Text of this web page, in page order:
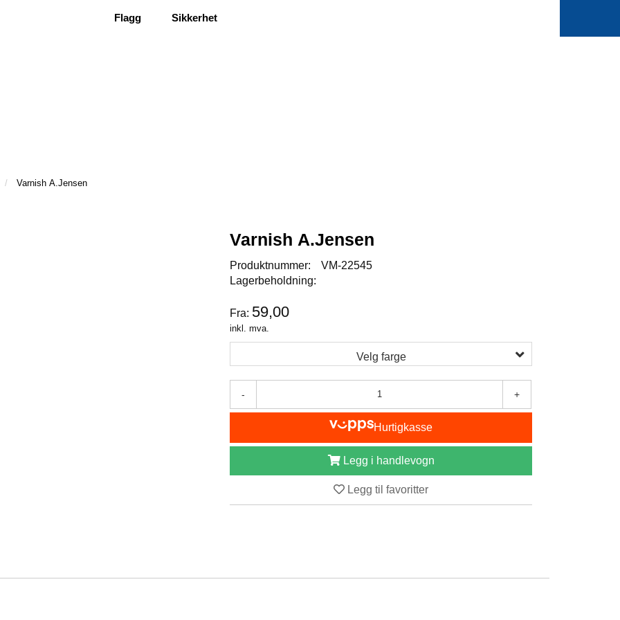
Flagg Sikkerhet
Varnish A.Jensen
Varnish A.Jensen
Produktnummer:
VM-22545
Lagerbeholdning:
Fra: 59,00
inkl. mva.
Velg farge
- +
Hurtigkasse
Legg i handlevogn
Legg til favoritter